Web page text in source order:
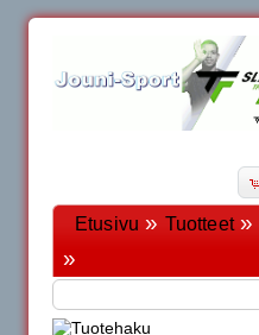
Etusivu » Tuotteet»
»